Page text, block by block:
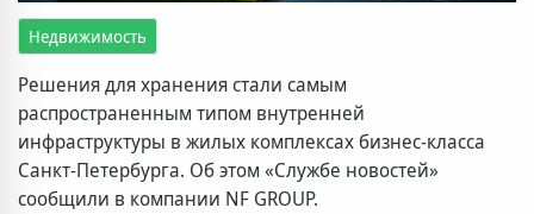
Недвижимость
Решения для хранения стали самым
распространенным типом внутренней
инфраструктуры в жилых комплексах бизнес-класса
Санкт-Петербурга. Об этом «Службе новостей»
сообщили в компании NF GROUP.